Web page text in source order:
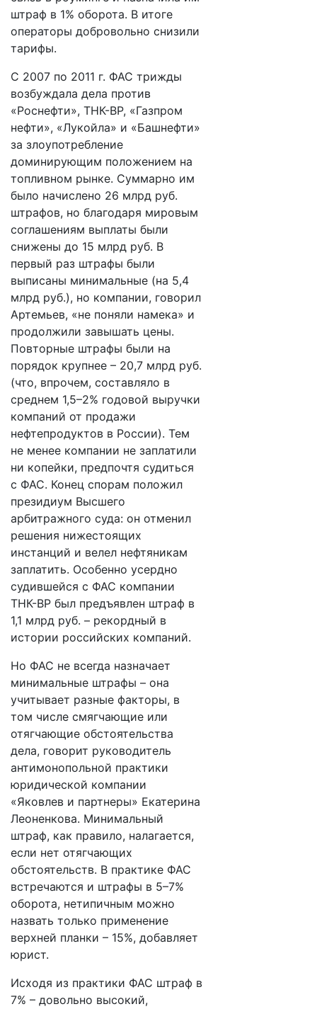
штраф в 1% оборота. В итоге
операторы добровольно снизили
тарифы.
С 2007 по 2011 г. ФАС трижды
возбуждала дела против
«Роснефти», ТНК-ВР, «Газпром
нефти», «Лукойла» и «Башнефти»
за злоупотребление
доминирующим положением на
топливном рынке. Суммарно им
было начислено 26 млрд руб.
штрафов, но благодаря мировым
соглашениям выплаты были
снижены до 15 млрд руб. В
первый раз штрафы были
выписаны минимальные (на 5,4
млрд руб.), но компании, говорил
Артемьев, «не поняли намека» и
продолжили завышать цены.
Повторные штрафы были на
порядок крупнее – 20,7 млрд руб.
(что, впрочем, составляло в
среднем 1,5–2% годовой выручки
компаний от продажи
нефтепродуктов в России). Тем
не менее компании не заплатили
ни копейки, предпочтя судиться
с ФАС. Конец спорам положил
президиум Высшего
арбитражного суда: он отменил
решения нижестоящих
инстанций и велел нефтяникам
заплатить. Особенно усердно
судившейся с ФАС компании
ТНК-BP был предъявлен штраф в
1,1 млрд руб. – рекордный в
истории российских компаний.
Но ФАС не всегда назначает
минимальные штрафы – она
учитывает разные факторы, в
том числе смягчающие или
отягчающие обстоятельства
дела, говорит руководитель
антимонопольной практики
юридической компании
«Яковлев и партнеры» Екатерина
Леоненкова. Минимальный
штраф, как правило, налагается,
если нет отягчающих
обстоятельств. В практике ФАС
встречаются и штрафы в 5–7%
оборота, нетипичным можно
назвать только применение
верхней планки – 15%, добавляет
юрист.
Исходя из практики ФАС штраф в
7% – довольно высокий,